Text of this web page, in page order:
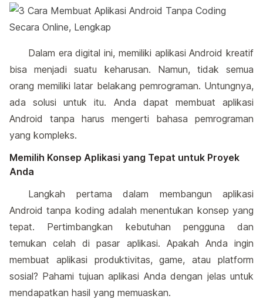
Dalam era digital ini, memiliki aplikasi Android kreatif
bisa menjadi suatu keharusan. Namun, tidak semua
orang memiliki latar belakang pemrograman. Untungnya,
ada solusi untuk itu. Anda dapat membuat aplikasi
Android tanpa harus mengerti bahasa pemrograman
yang kompleks.
Memilih Konsep Aplikasi yang Tepat untuk Proyek
Anda
Langkah pertama dalam membangun aplikasi
Android tanpa koding adalah menentukan konsep yang
tepat. Pertimbangkan kebutuhan pengguna dan
temukan celah di pasar aplikasi. Apakah Anda ingin
membuat aplikasi produktivitas, game, atau platform
sosial? Pahami tujuan aplikasi Anda dengan jelas untuk
mendapatkan hasil yang memuaskan.